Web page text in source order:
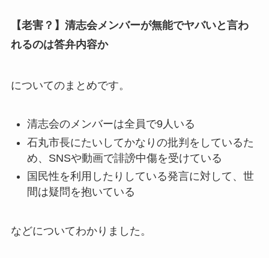
【老害？】清志会メンバーが無能でヤバいと言わ
れるのは答弁内容か
についてのまとめです。
清志会のメンバーは全員で9人いる
石丸市長にたいしてかなりの批判をしているた
め、SNSや動画で誹謗中傷を受けている
国民性を利用したりしている発言に対して、世
間は疑問を抱いている
などについてわかりました。